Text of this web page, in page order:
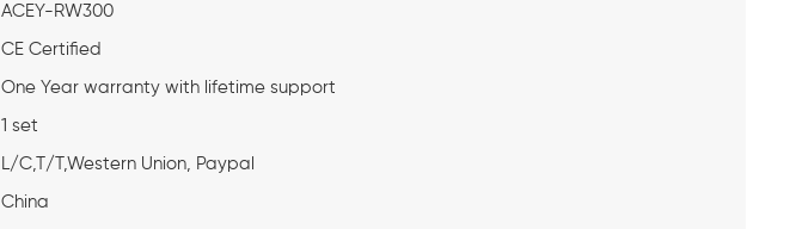
ACEY-RW300
CE Certified
One Year warranty with lifetime support
1 set
L/C,T/T,Western Union, Paypal
China